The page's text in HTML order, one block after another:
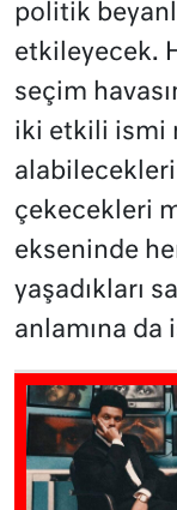
politik
etkileyecek.
seçim
iki etkili ismi
alabilecekleri
çekecekleri
ekseninde
yaşadıkları
anlamına da